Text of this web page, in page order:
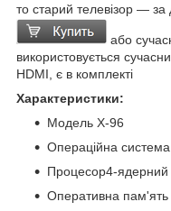
то старий телевізор —
або
використовується
HDMI, є в комплекті
Характеристики:
Модель X-96
Операційна
Процесор4-
Оперативна